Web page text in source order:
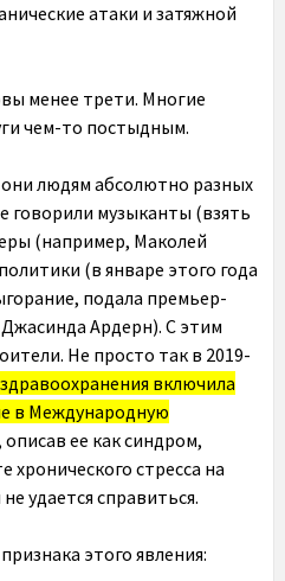
атаки и затяжной
менее трети. Многие
чем-то постыдным.
людям абсолютно разных
говорили музыканты (взять
(например, Маколей
(в январе этого года
подала премьер-
Ардерн). С этим
Не просто так в 2019-
включила
в Международную
описав ее как синдром,
хронического стресса на
удается справиться.
этого явления: